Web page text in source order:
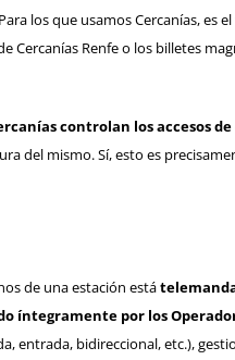
los que usamos Cercanías, es
Cercanías Renfe o los billetes
controlan los accesos
del mismo. Sí, esto es
de una estación está
íntegramente por los
entrada, bidireccional, etc.),